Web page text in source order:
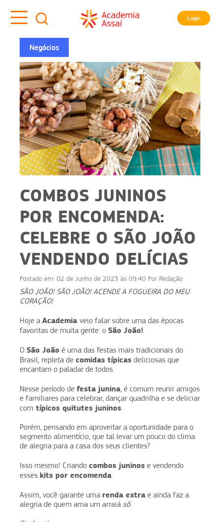
Login
Negócios
COMBOS JUNINOS
POR ENCOMENDA:
CELEBRE O SÃO JOÃO
VENDENDO DELÍCIAS
Postado em: 02 de Junho de 2023 às 09:40 Por Redação
SÃO JOÃO! SÃO JOÃO! ACENDE A FOGUEIRA DO MEU
CORAÇÃO!
Hoje a Academia veio falar sobre uma das épocas
favoritas de muita gente: o São João!
O São João é uma das festas mais tradicionais do
Brasil, repleta de comidas típicas deliciosas que
encantam o paladar de todos.
Nesse período de festa junina, é comum reunir amigos
e familiares para celebrar, dançar quadrilha e se deliciar
com típicos quitutes juninos.
Porém, pensando em aproveitar a oportunidade para o
segmento alimentício, que tal levar um pouco do clima
de alegria para a casa dos seus clientes?
Isso mesmo! Criando combos juninos e vendendo
esses kits por encomenda.
Assim, você garante uma renda extra e ainda faz a
alegria de quem ama um arraiá sô.